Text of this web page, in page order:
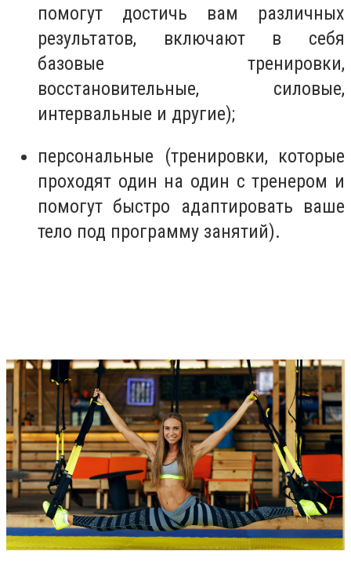
помогут достичь вам различных
результатов, включают в себя
базовые тренировки,
восстановительные, силовые,
интервальные и другие);
персональные (тренировки, которые
проходят один на один с тренером и
помогут быстро адаптировать ваше
тело под программу занятий).